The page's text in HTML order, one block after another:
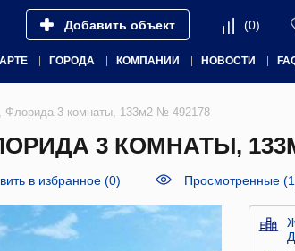
Добавить объект (0)
ГОРОДА КОМПАНИИ НОВОСТИ
Флорида 3 комнаты, 133м2 № 492178
3 КОМНАТЫ,
в избранное (0) Просмотренные